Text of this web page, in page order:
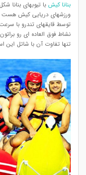
بنانا کیش با تیوبهای
ورزشهای دریایی کیش هست
توسط قایقهای تندرو با
نشاط فوق العاده ای رو
تنها تفاوت آن با شاتل